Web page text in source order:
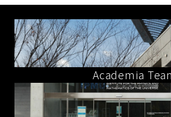
Academia